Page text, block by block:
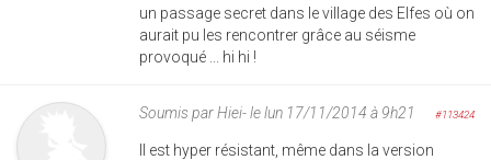
un passage secret dans le village des Elfes où on
aurait pu les rencontrer grâce au séisme
provoqué ... hi hi !
Soumis parHiei-le lun 17/11/2014 à 9h21 #113424
Il est hyper résistant, même dans la version